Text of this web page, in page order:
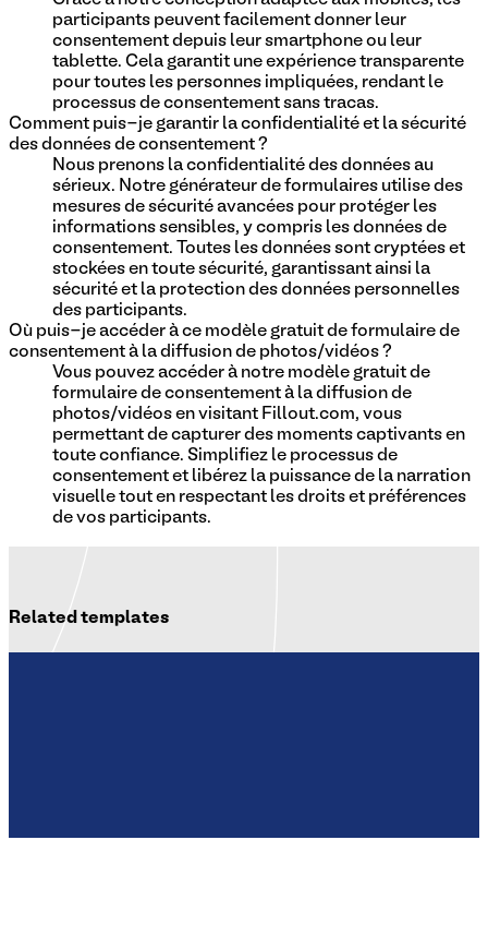
participants peuvent facilement donner leur
consentement depuis leur smartphone ou leur
tablette. Cela garantit une expérience transparente
pour toutes les personnes impliquées, rendant le
processus de consentement sans tracas.
Comment puis-je garantir la confidentialité et la sécurité
des données de consentement ?
Nous prenons la confidentialité des données au
sérieux. Notre générateur de formulaires utilise des
mesures de sécurité avancées pour protéger les
informations sensibles, y compris les données de
consentement. Toutes les données sont cryptées et
stockées en toute sécurité, garantissant ainsi la
sécurité et la protection des données personnelles
des participants.
Où puis-je accéder à ce modèle gratuit de formulaire de
consentement à la diffusion de photos/vidéos ?
Vous pouvez accéder à notre modèle gratuit de
formulaire de consentement à la diffusion de
photos/vidéos en visitant Fillout.com, vous
permettant de capturer des moments captivants en
toute confiance. Simplifiez le processus de
consentement et libérez la puissance de la narration
visuelle tout en respectant les droits et préférences
de vos participants.
Related templates